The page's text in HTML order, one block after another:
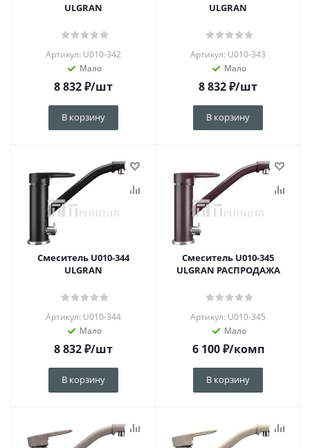
ULGRAN
Артикул: U010-342
Мало
8 832₽/шт
В корзину
ULGRAN
Артикул: U010-343
Мало
8 832₽/шт
В корзину
Смеситель U010-344
ULGRAN
Артикул: U010-344
Мало
8 832₽/шт
В корзину
Смеситель U010-345
ULGRAN РАСПРОДАЖА
Артикул: U010-345
Мало
6 100₽/комп
В корзину